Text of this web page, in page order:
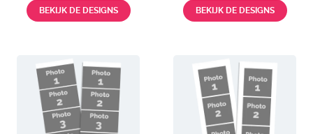
BEKIJK DE DESIGNS BEKIJK DE DESIGNS